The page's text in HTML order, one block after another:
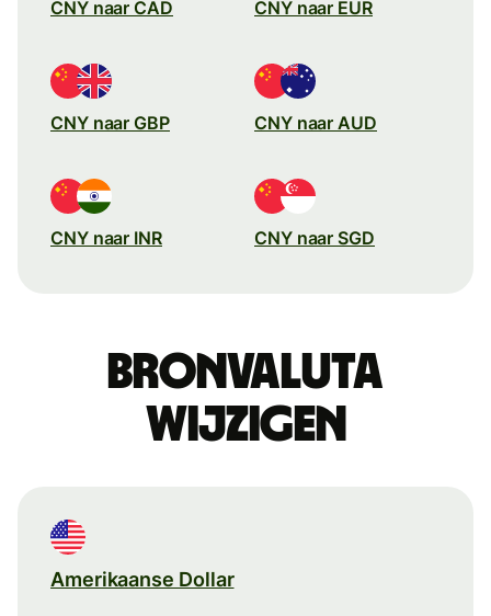
CNY naar CAD CNY naar EUR
CNY naar GBP CNY naar AUD
CNY naar INR CNY naar SGD
Bronvaluta
wijzigen
Amerikaanse Dollar